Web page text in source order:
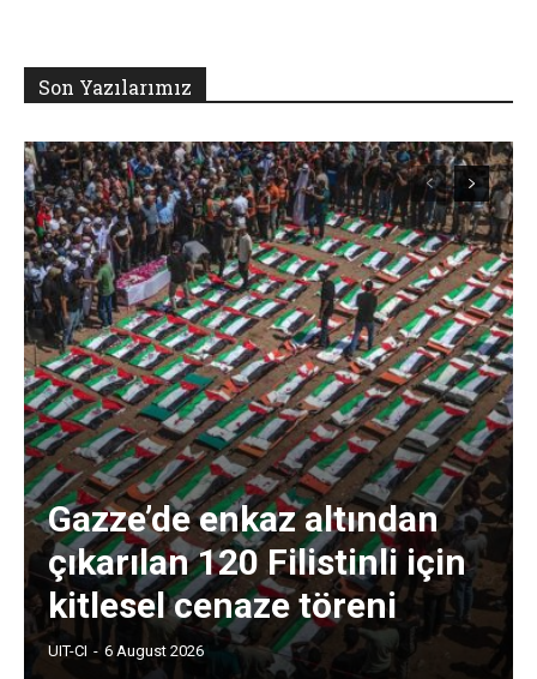
Son Yazılarımız
Gazze’de enkaz altından
çıkarılan 120 Filistinli için
kitlesel cenaze töreni
UIT-CI - 6 August 2026